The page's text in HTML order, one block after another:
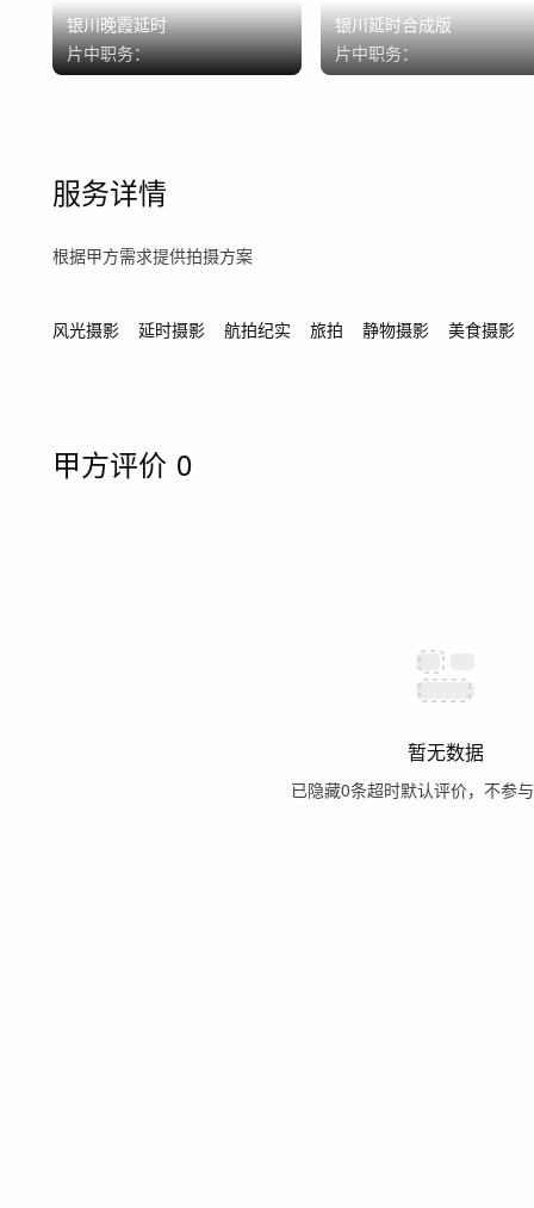
银川晚霞延时
片中职务：
银川延时合成版
片中职务：
服务详情
根据甲方需求提供拍摄方案
风光摄影 延时摄影 航拍纪实 旅拍 静物摄影 美食摄影
甲方评价 0
暂无数据
已隐藏0条超时默认评价，不参